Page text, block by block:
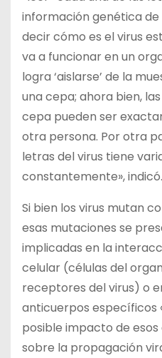
información genética de
decir cómo es el virus
va a funcionar en un
logra ‘aislarse’ de la
una cepa; ahora bien,
cepa pueden ser
otra persona. Por otra
letras del virus tiene
constantemente», indicó.
Si bien los virus mutan
esas mutaciones se
implicadas en la
celular (células del
receptores del virus) o
anticuerpos específicos
posible impacto de
sobre la propagación